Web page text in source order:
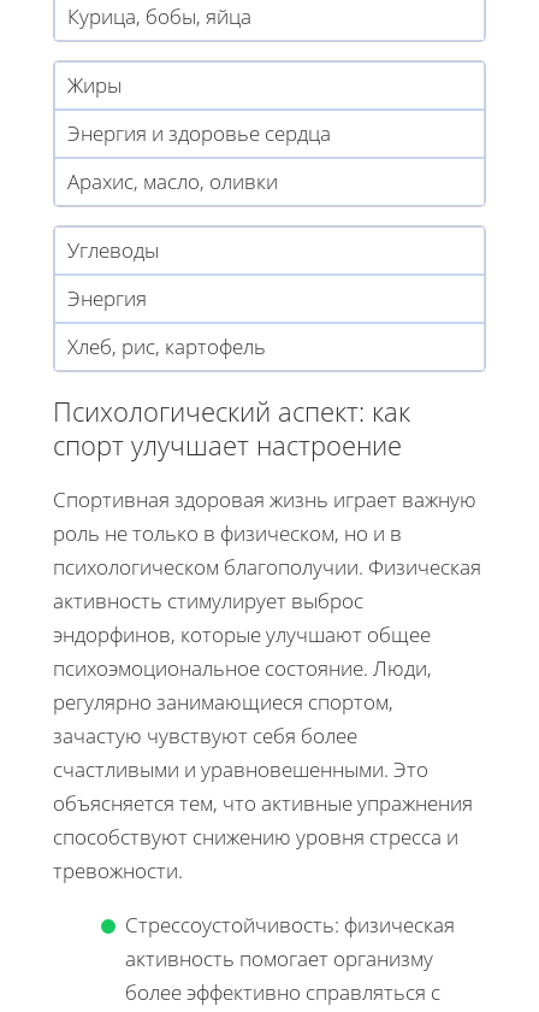
Курица, бобы, яйца
Жиры
Энергия и здоровье сердца
Арахис, масло, оливки
Углеводы
Энергия
Хлеб, рис, картофель
Психологический аспект: как
спорт улучшает настроение
Спортивная здоровая жизнь играет важную
роль не только в физическом, но и в
психологическом благополучии. Физическая
активность стимулирует выброс
эндорфинов, которые улучшают общее
психоэмоциональное состояние. Люди,
регулярно занимающиеся спортом,
зачастую чувствуют себя более
счастливыми и уравновешенными. Это
объясняется тем, что активные упражнения
способствуют снижению уровня стресса и
тревожности.
Стрессоустойчивость: физическая
активность помогает организму
более эффективно справляться с